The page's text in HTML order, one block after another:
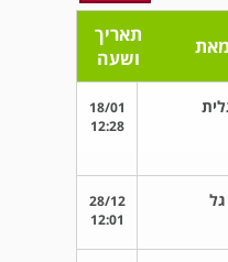
מאת
תאריך
ושעה
18/01
12:28
גל
28/12
12:01